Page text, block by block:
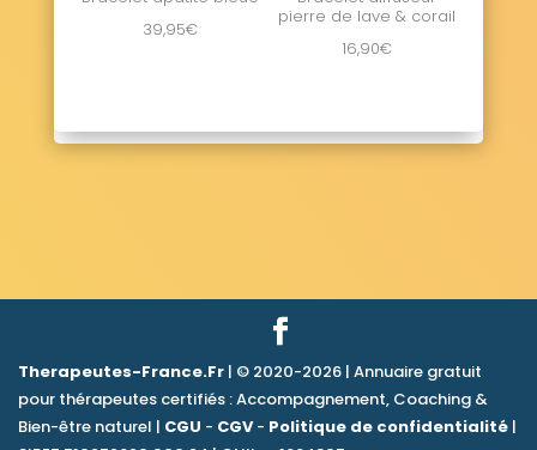
39,95€
pierre de lave & corail
16,90€
Therapeutes-France.Fr | © 2020-2026 | Annuaire gratuit
pour thérapeutes certifiés : Accompagnement, Coaching &
Bien-être naturel | CGU - CGV- Politique de confidentialité |